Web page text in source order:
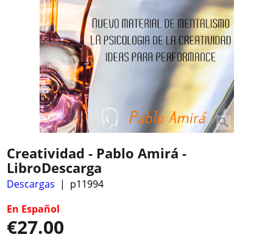
Creatividad - Pablo Amirá -
LibroDescarga
Descargas
p11994
En Español
€27.00